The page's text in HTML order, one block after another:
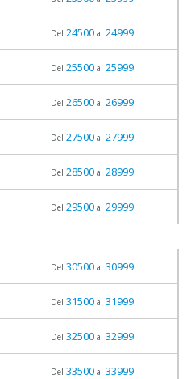
Del 24500al 24999
Del 25500al 25999
Del 26500al 26999
Del 27500al 27999
Del 28500al 28999
Del 29500al 29999
Del 30500al 30999
Del 31500al 31999
Del 32500al 32999
Del 33500al 33999